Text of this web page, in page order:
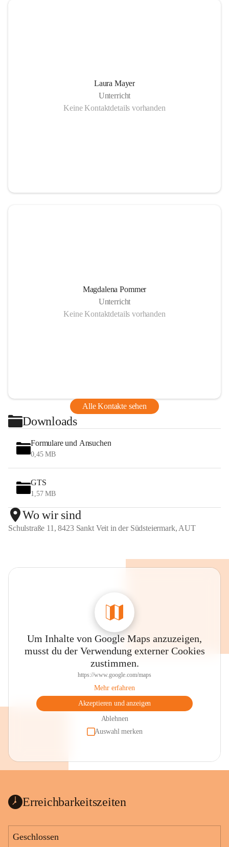
Laura Mayer
Unterricht
Keine Kontaktdetails vorhanden
Magdalena Pommer
Unterricht
Keine Kontaktdetails vorhanden
Alle Kontakte sehen
Downloads
Formulare und Ansuchen
0,45 MB
GTS
1,57 MB
Wo wir sind
Schulstraße 11, 8423 Sankt Veit in der Südsteiermark, AUT
Um Inhalte von Google Maps anzuzeigen,
musst du der Verwendung externer Cookies
zustimmen.
https://www.google.com/maps
Mehr erfahren
Akzeptieren und anzeigen
Ablehnen
Auswahl merken
Erreichbarkeitszeiten
Geschlossen